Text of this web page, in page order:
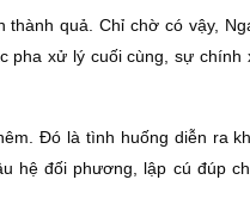
quả. Chỉ chờ có vậy,
xử lý cuối cùng, sự chính
Đó là tình huống diễn ra
hệ đối phương, lập cú đúp